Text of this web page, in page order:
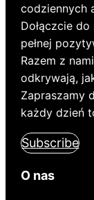
codziennych
Dołączcie do
pełnej
Razem z
odkrywają,
Zapraszamy
każdy dzień
Subscribe
O nas